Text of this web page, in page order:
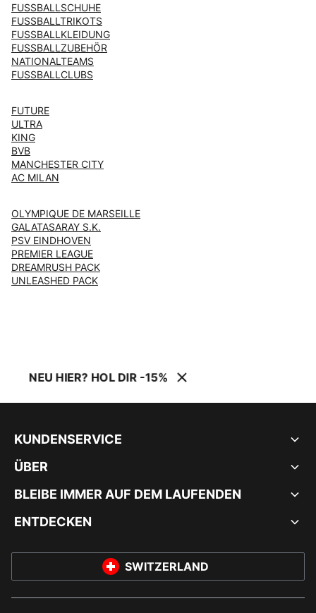
FUSSBALLSCHUHE
FUSSBALLTRIKOTS
FUSSBALLKLEIDUNG
FUSSBALLZUBEHÖR
NATIONALTEAMS
FUSSBALLCLUBS
FUTURE
ULTRA
KING
BVB
MANCHESTER CITY
AC MILAN
OLYMPIQUE DE MARSEILLE
GALATASARAY S.K.
PSV EINDHOVEN
PREMIER LEAGUE
DREAMRUSH PACK
UNLEASHED PACK
NEU HIER? HOL DIR -15%
KUNDENSERVICE
ÜBER
BLEIBE IMMER AUF DEM LAUFENDEN
ENTDECKEN
SWITZERLAND